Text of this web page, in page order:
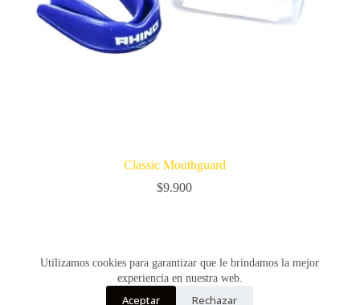
Utilizamos cookies para garantizar que le brindamos la mejor
experiencia en nuestra web.
Aceptar Rechazar
Classic Mouthguard
$9.900
SIGUIENTE